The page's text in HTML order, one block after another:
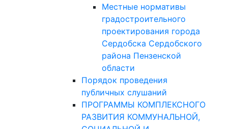
Местные нормативы
градостроительного
проектирования города
Сердобска Сердобского
района Пензенской
области
Порядок проведения
публичных слушаний
ПРОГРАММЫ КОМПЛЕКСНОГО
РАЗВИТИЯ КОММУНАЛЬНОЙ,